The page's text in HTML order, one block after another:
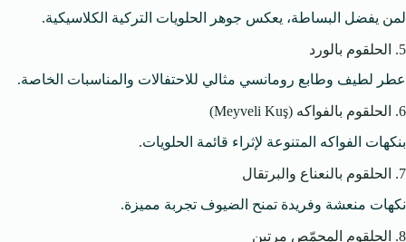
لمن يفضل البساطة، يعكس جوهر الحلويات التركية الكلاسيكية.
5. الحلقوم بالورد
عطر لطيف وطابع رومانسي مثالي للاحتفالات والمناسبات الخاصة.
6. الحلقوم بالفواكه (Meyveli Kuş)
بنكهات الفواكه المتنوعة لإثراء قائمة الحلويات.
7. الحلقوم بالنعناع والبرتقال
نكهات منعشة وفريدة تمنح الضيوف تجربة مميزة.
8. الحلقوم المحمّص مرتين